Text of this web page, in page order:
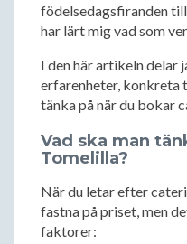
födelsedagsfiranden
har lärt mig vad som
I den här artikeln delar
erfarenheter, konkreta
tänka på när du bokar
Vad ska man
Tomelilla?
När du letar efter
fastna på priset, men
faktorer: